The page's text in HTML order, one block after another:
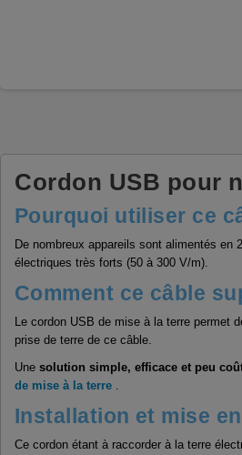
Cordon USB pour
Pourquoi utiliser ce
De nombreux appareils sont alimentés
électriques très forts (50 à 300 V/m).
Comment ce câble
Le cordon USB de mise à la terre permet
prise de terre de ce câble.
Une solution simple, efficace et peu
de mise à la terre
Installation et mise
Ce cordon étant à raccorder à la terre